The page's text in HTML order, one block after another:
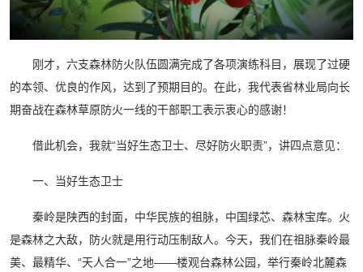
刚才，六支森林防火队伍圆满完成了各项演练科目，展现了过硬
的本领、优良的作风，达到了预期目的。在此，我代表省林业局向长
期奋战在森林草原防火一线的干部职工表示衷心的感谢！
借此机会，我就“当好生态卫士、尽好防火职责”，讲四点意见：
一、当好生态卫士
秦岭是陕西的封面，中华民族的祖脉，中国绿芯、森林宝库。火
是森林之大敌，防火就是用行动压制敌人。今天，我们在祖脉秦岭最
美、最精华、“天人合一”之地——楼观台森林公园，举行秦岭北麓森